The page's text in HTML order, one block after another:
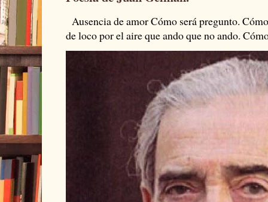
Ausencia de amor Cómo será pregunto.
de loco por el aire que ando que no ando.